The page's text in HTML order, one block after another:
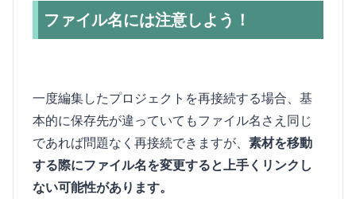
ファイル名には注意しよう！
一度編集したプロジェクトを再接続する場合、基
本的に保存先が違っていてもファイル名さえ同じ
であれば問題なく再接続できますが、 素材を移動
する際にファイル名を変更すると上手くリンクし
ない可能性があります。